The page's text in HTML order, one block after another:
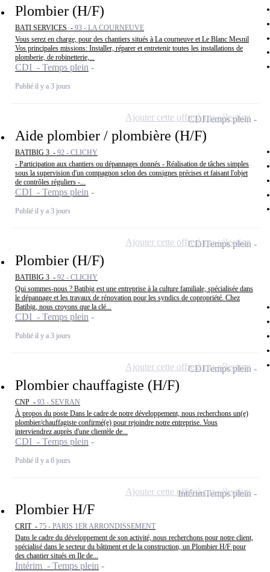
Plombier (H/F)
BATI SERVICES - 93 - LA COURNEUVE
Vous serez en charge, pour des chantiers situés à La courneuve et Le Blanc Mesnil
Vos principales missions: Installer, réparer et entretenir toutes les installations de
plomberie, de robinetterie,...
CDI - Temps plein
Publié il y a 3 jours
Aide plombier / plombière (H/F)
BATIBIG 3 - 92 - CLICHY
- Participation aux chantiers ou dépannages donnés - Réalisation de tâches simples
sous la supervision d'un compagnon selon des consignes précises et faisant l'objet
de contrôles réguliers -...
CDI - Temps plein
Publié il y a 3 jours
CDITemps plein
Ajouter cette offre à ma sélection
Plombier (H/F)
BATIBIG 3 - 92 - CLICHY
Qui sommes-nous ? Batibig est une entreprise à la culture familiale, spécialisée dans
le dépannage et les travaux de rénovation pour les syndics de copropriété. Chez
Batibig, nous croyons que la clé...
CDI - Temps plein
Publié il y a 3 jours
CDITemps plein
Ajouter cette offre à ma sélection
Plombier chauffagiste (H/F)
CNP - 93 - SEVRAN
À propos du poste Dans le cadre de notre développement, nous recherchons un(e)
plombier/chauffagiste confirmé(e) pour rejoindre notre entreprise. Vous
interviendrez auprès d'une clientèle de...
CDI - Temps plein
Publié il y a 6 jours
CDITemps plein
Ajouter cette offre à ma sélection
Plombier H/F
CRIT - 75 - PARIS 1ER ARRONDISSEMENT
Dans le cadre du développement de son activité, nous recherchons pour notre client,
spécialisé dans le secteur du bâtiment et de la construction, un Plombier H/F pour
des chantier situés en Ile de...
Intérim - Temps plein
IntérimTemps plein
Ajouter cette offre à ma sélection